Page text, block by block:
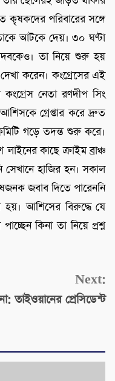
কৃষকদের পরিবারের সঙ্গে
তাকে আটকে দেয়। ৩০ ঘণ্টা
তা নিয়ে শুরু হয়
করেন। কংগ্রেসের এই
কংগ্রেস নেতা রণদীপ সিং
গ্রেপ্তার করে দ্রুত
গড়ে তদন্ত শুরু করে।
কাছে ক্রাইম ব্রাঞ্চ
সেখানে হাজির হন। সকাল
জবাব দিতে পারেননি
হয়। আশিসের বিরুদ্ধে যে
কিনা তা নিয়ে প্রশ্ন
Next:
তাইওয়ানের প্রেসিডেন্ট